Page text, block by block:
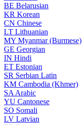
BE Belarusian
KR Korean
CN Chinese
LT Lithuanian
MY Myanmar (Burmese)
GE Georgian
IN Hindi
ET Estonian
SR Serbian Latin
KM Cambodia (Khmer)
SA Arabic
YU Cantonese
SO Somali
LV Latvian